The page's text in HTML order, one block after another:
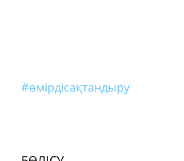
#өмірдісақтандыру